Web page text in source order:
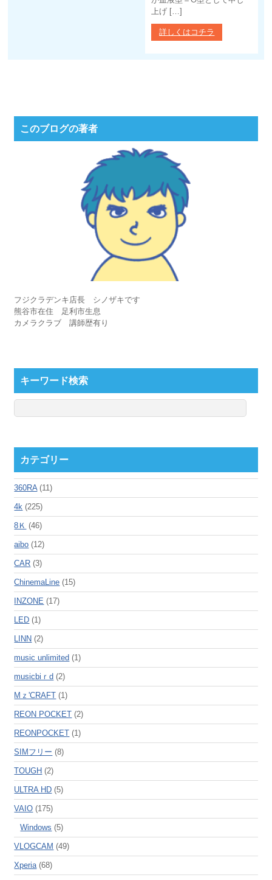
上げ […]
詳しくはコチラ
このブログの著者
フジクラデンキ店長 シノザキです
熊谷市在住 足利市生息
カメラクラブ 講師歴有り
キーワード検索
カテゴリー
360RA(11)
4k (225)
8Ｋ (46)
aibo (12)
CAR (3)
ChinemaLine (15)
INZONE (17)
LED (1)
LINN (2)
music unlimited (1)
musicbiｒd (2)
Mｚ'CRAFT (1)
REON POCKET (2)
REONPOCKET (1)
SIMフリー (8)
TOUGH (2)
ULTRA HD (5)
VAIO (175)
Windows (5)
VLOGCAM (49)
Xperia(68)